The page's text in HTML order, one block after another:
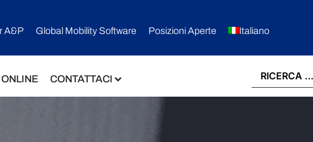
A&P Global Mobility Software​ Posizioni Aperte Italiano
CONTATTACI